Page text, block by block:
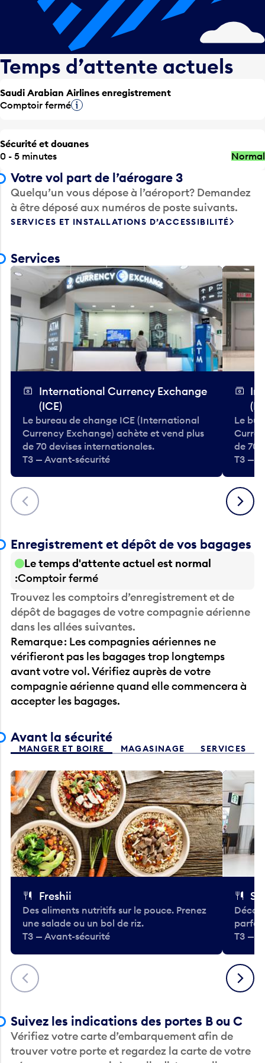
Temps d’attente actuels
Saudi Arabian Airlines enregistrement
Comptoir ferméInfobulle
Sécurité et douanes
0 - 5 minutes
Normal
Votre vol part de l’aérogare 3
Quelqu’un vous dépose à l’aéroport? Demandez
à être déposé aux numéros de poste suivants.
SERVICES ET INSTALLATIONS D’ACCESSIBILITÉ
Services
Précédent
International Currency Exchange
(ICE)
Le bureau de change ICE (International
Currency Exchange) achète et vend plus
de 70 devises internationales.
T3 — Avant-sécurité
Le
de 70
T3 —
Suivant
Enregistrement et dépôt de vos bagages
Le temps d'attente actuel est normal
Comptoir fermé
Trouvez les comptoirs d’enregistrement et de
dépôt de bagages de votre compagnie aérienne
dans les allées suivantes.
Remarque : Les compagnies aériennes ne
vérifieront pas les bagages trop longtemps
avant votre vol. Vérifiez auprès de votre
compagnie aérienne quand elle commencera à
accepter les bagages.
Avant la sécurité
MANGER ET BOIRE MAGASINAGE SERVICES
Précédent
Freshii
Des aliments nutritifs sur le pouce. Prenez
une salade ou un bol de riz.
T3 — Avant-sécurité
T3 —
Suivant
Suivez les indications des portes B ou C
Vérifiez votre carte d’embarquement afin de
trouver votre porte et regardez la carte de votre